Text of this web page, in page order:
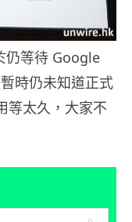
仍等待 Google
時仍未知道正式
等太久，大家不